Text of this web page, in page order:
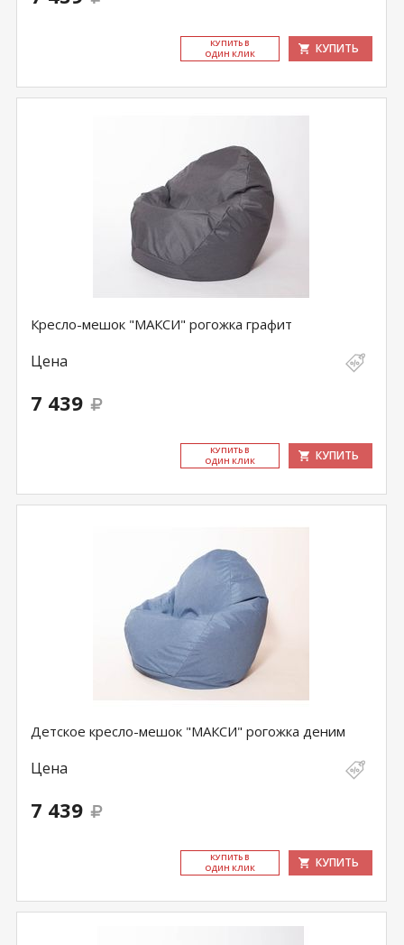
КУ­ПИТЬ В
ОДИН КЛИК
КУПИТЬ
Кресло-мешок "МАКСИ" рогожка графит
Цена
7 439
КУ­ПИТЬ В
ОДИН КЛИК
КУПИТЬ
Детское кресло-мешок "МАКСИ" рогожка деним
Цена
7 439
КУ­ПИТЬ В
ОДИН КЛИК
КУПИТЬ